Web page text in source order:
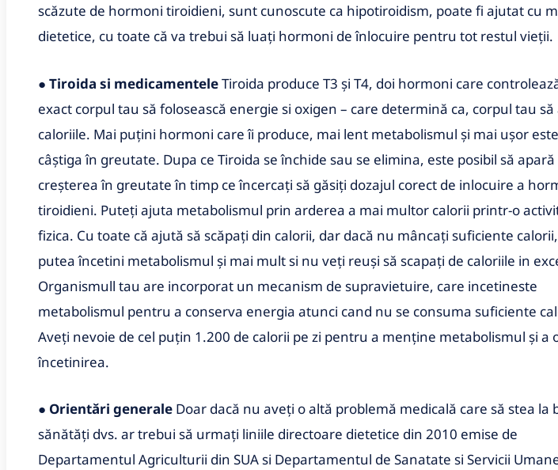
scăzute de hormoni tiroidieni, sunt cunoscute ca hipotiroidism, poate fi ajutat cu
dietetice, cu toate că va trebui să luați hormoni de înlocuire pentru tot restul vieții.
● Tiroida si medicamenteleTiroida produce T3 și T4, doi hormoni care
exact corpul tau să folosească energie si oxigen – care determină ca, corpul tau să
caloriile. Mai puțini hormoni care îi produce, mai lent metabolismul și mai ușor
câștiga în greutate. Dupa ce Tiroida se închide sau se elimina, este posibil să apară
creșterea în greutate în timp ce încercați să găsiți dozajul corect de inlocuire a
tiroidieni. Puteți ajuta metabolismul prin arderea a mai multor calorii printr-o
fizica. Cu toate că ajută să scăpați din calorii, dar dacă nu mâncați suficiente
putea încetini metabolismul și mai mult si nu veți reuşi să scapați de caloriile in
Organismull tau are incorporat un mecanism de supravietuire, care incetineste
metabolismul pentru a conserva energia atunci cand nu se consuma suficiente
Aveți nevoie de cel puțin 1.200 de calorii pe zi pentru a menține metabolismul şi a
încetinirea.
● Orientări generale Doar dacă nu aveți o altă problemă medicală care să stea la
sănătăți dvs. ar trebui să urmați liniile directoare dietetice din 2010 emise de
Departamentul Agriculturii din SUA si Departamentul de Sanatate si Servicii